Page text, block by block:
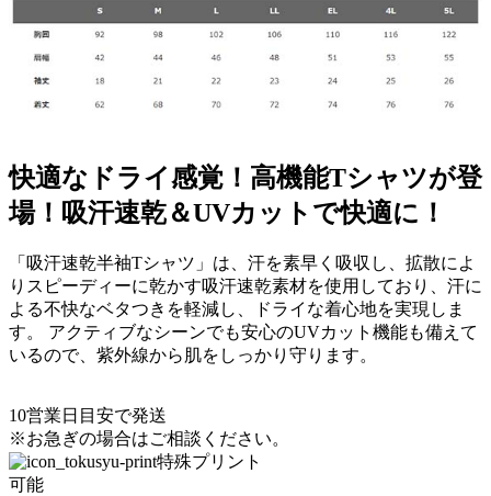
快適なドライ感覚！高機能Tシャツが登
場！吸汗速乾＆UVカットで快適に！
「吸汗速乾半袖Tシャツ」は、汗を素早く吸収し、拡散によ
りスピーディーに乾かす吸汗速乾素材を使用しており、汗に
よる不快なベタつきを軽減し、ドライな着心地を実現しま
す。 アクティブなシーンでも安心のUVカット機能も備えて
いるので、紫外線から肌をしっかり守ります。
10営業日目安で発送
※お急ぎの場合はご相談ください。
特殊プリント
可能